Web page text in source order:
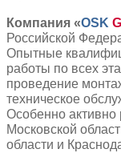
Компания «OSK
Российской
Опытные
работы по всех
проведение
техническое
Особенно активно
Московской
области и